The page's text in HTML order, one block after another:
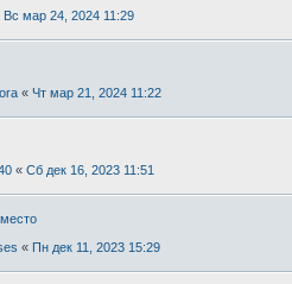
Вс мар 24, 2024 11:29
« Чт мар 21, 2024 11:22
« Сб дек 16, 2023 11:51
« Пн дек 11, 2023 15:29